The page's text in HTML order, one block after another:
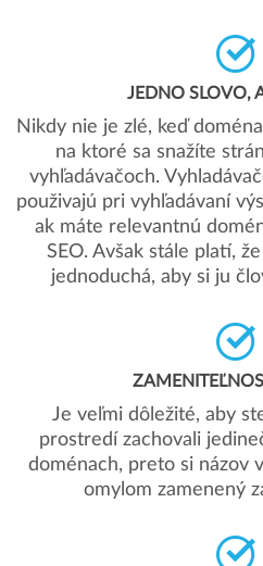
JEDNO SLOVO,
Nikdy nie je zlé, keď
na ktoré sa snažíte
vyhľadávačoch.
použivajú pri vyhľadávaní
ak máte relevantnú
SEO. Avšak stále platí,
jednoduchá, aby si ju
Je veľmi dôležité, aby
prostredí zachovali
doménach, preto si názov
omylom zamenený